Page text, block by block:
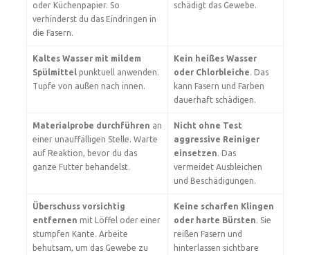
oder Küchenpapier. So
verhinderst du das Eindringen in
die Fasern.
schädigt das Gewebe.
Kaltes Wasser mit mildem
Spülmittel punktuell anwenden.
Tupfe von außen nach innen.
Kein heißes Wasser
oder Chlorbleiche. Das
kann Fasern und Farben
dauerhaft schädigen.
Materialprobe durchführen an
einer unauffälligen Stelle. Warte
auf Reaktion, bevor du das
ganze Futter behandelst.
Nicht ohne Test
aggressive Reiniger
einsetzen. Das
vermeidet Ausbleichen
und Beschädigungen.
Überschuss vorsichtig
entfernen mit Löffel oder einer
stumpfen Kante. Arbeite
behutsam, um das Gewebe zu
Keine scharfen Klingen
oder harte Bürsten. Sie
reißen Fasern und
hinterlassen sichtbare